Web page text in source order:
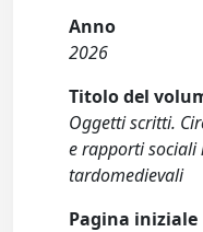
Anno
2026
Titolo del
Oggetti scritti.
e rapporti
tardomedievali
Pagina iniziale